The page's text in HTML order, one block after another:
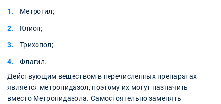
Метрогил;
Клион;
Трихопол;
Флагил.
Действующим веществом в перечисленных препаратах
является метронидазол, поэтому их могут назначить
вместо Метронидазола. Самостоятельно заменять